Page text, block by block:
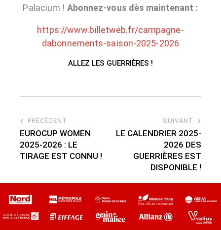
Palacium ! Abonnez-vous dès maintenant :
https://www.billetweb.fr/campagne-
dabonnements-saison-2025-2026
ALLEZ LES GUERRIÈRES !
PRÉCÉDENT
EUROCUP WOMEN
2025-2026 : LE
TIRAGE EST CONNU !
SUIVANT
LE CALENDRIER 2025-
2026 DES
GUERRIÈRES EST
DISPONIBLE !